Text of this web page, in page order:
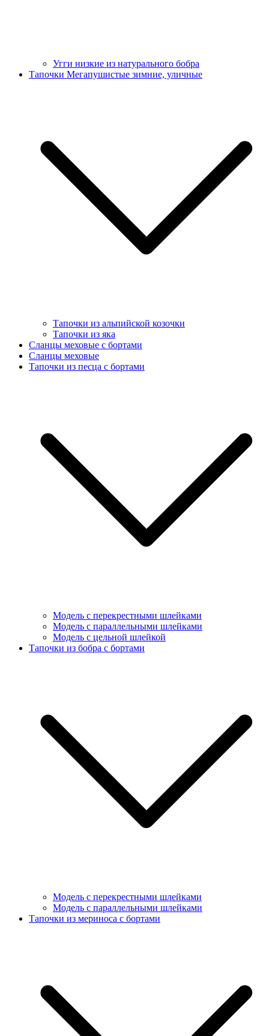
Угги низкие из натурального бобра
Тапочки Мегапушистые зимние, уличные
Тапочки из альпийской козочки
Тапочки из яка
Сланцы меховые с бортами
Сланцы меховые
Тапочки из песца с бортами
Модель с перекрестными шлейками
Модель с параллельными шлейками
Модель с цельной шлейкой
Тапочки из бобра с бортами
Модель с перекрестными шлейками
Модель с параллельными шлейками
Тапочки из мериноса с бортами